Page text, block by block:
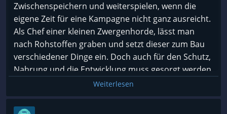
Zwischenspeichern und weiterspielen, wenn die
eigene Zeit für eine Kampagne nicht ganz ausreicht.
Als Chef einer kleinen Zwergenhorde, lässt man
nach Rohstoffen graben und setzt dieser zum Bau
verschiedener Dinge ein. Doch auch für den Schutz,
Nahrung und die Entwicklung muss gesorgt werden,
wofür es verschieden Klassen gibt, in die man seine
Zwerge einteilt. Bei der Kampagne gibt es natürlich
einen Bösewicht, der am Ende besiegt werden
Weiterlesen